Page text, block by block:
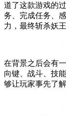
道了这款游戏的
务、完成任务、
力，最终斩杀妖王
在背景之后会有
向键、战斗、技
够让玩家事先了